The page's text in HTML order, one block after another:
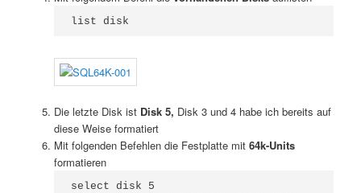
list disk
Die letzte Disk ist Disk 5, Disk 3 und 4 habe ich bereits auf
diese Weise formatiert
Mit folgenden Befehlen die Festplatte mit 64k-Units
formatieren
select disk 5